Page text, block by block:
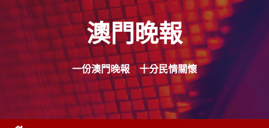
Skip
content
澳門晚報
一份澳門晚報 十分民情關懷